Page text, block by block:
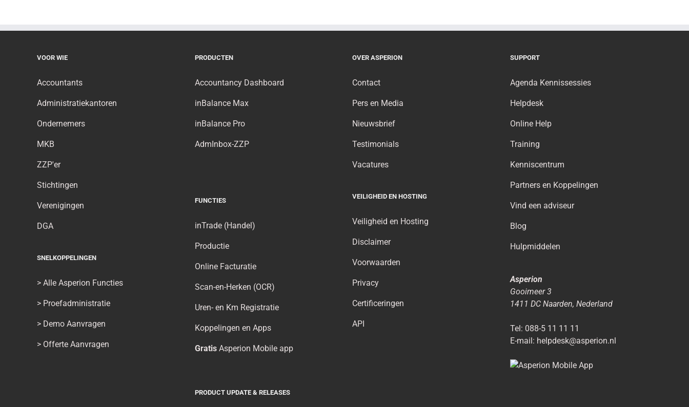
VOOR WIE
Accountants
Administratiekantoren
Ondernemers
MKB
ZZP'er
Stichtingen
Verenigingen
DGA
SNELKOPPELINGEN
> Alle Asperion Functies
> Proefadministratie
> Demo Aanvragen
> Offerte Aanvragen
PRODUCTEN
Accountancy Dashboard
inBalance Max
inBalance Pro
AdmInbox-ZZP
FUNCTIES
inTrade (Handel)
Productie
Online Facturatie
Scan-en-Herken (OCR)
Uren- en Km Registratie
Koppelingen en Apps
GratisAsperion Mobile app
PRODUCT UPDATE & RELEASES
OVER ASPERION
Contact
Pers en Media
Nieuwsbrief
Testimonials
Vacatures
VEILIGHEID EN HOSTING
Veiligheid en Hosting
Disclaimer
Voorwaarden
Privacy
Certificeringen
API
SUPPORT
Agenda Kennissessies
Helpdesk
Online Help
Training
Kenniscentrum
Partners en Koppelingen
Vind een adviseur
Blog
Hulpmiddelen
Asperion
Gooimeer 3
1411 DC Naarden, Nederland
Tel: 088-5 11 11 11
E-mail: helpdesk@asperion.nl